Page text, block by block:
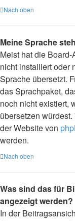
Nach oben
Meine Sprache
Meist hat die
nicht installiert oder
Sprache übersetzt.
das Sprachpaket,
noch nicht existiert,
übersetzen
der Website von
werden.
Nach oben
Was sind das für
angezeigt werden?
In der